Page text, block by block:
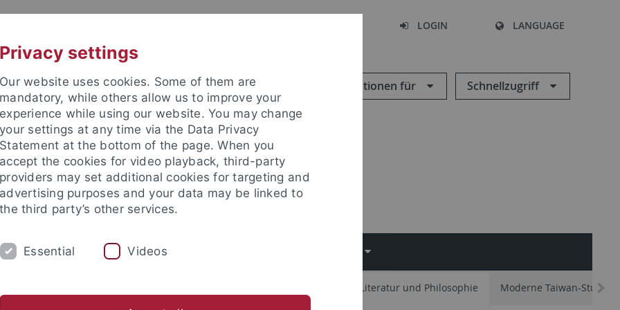
LOGIN LANGUAGE
Informationen für Schnellzugriff
AKTUELLES PERSONEN
Chinesische Sprache, Literatur und Philosophie Moderne Taiwan-Studien
Privacy settings
Our website uses cookies. Some of them are
mandatory, while others allow us to improve your
experience while using our website. You may change
your settings at any time via the Data Privacy
Statement at the bottom of the page. When you
accept the cookies for video playback, third-party
providers may set additional cookies for targeting and
advertising purposes and your data may be linked to
the third party’s other services.
Essential Videos